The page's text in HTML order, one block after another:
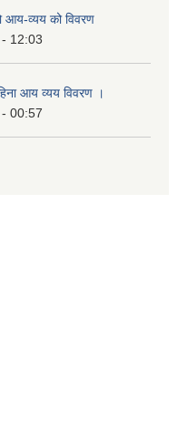
व्यय को विवरण
12:03
आय व्यय विवरण ।
00:57